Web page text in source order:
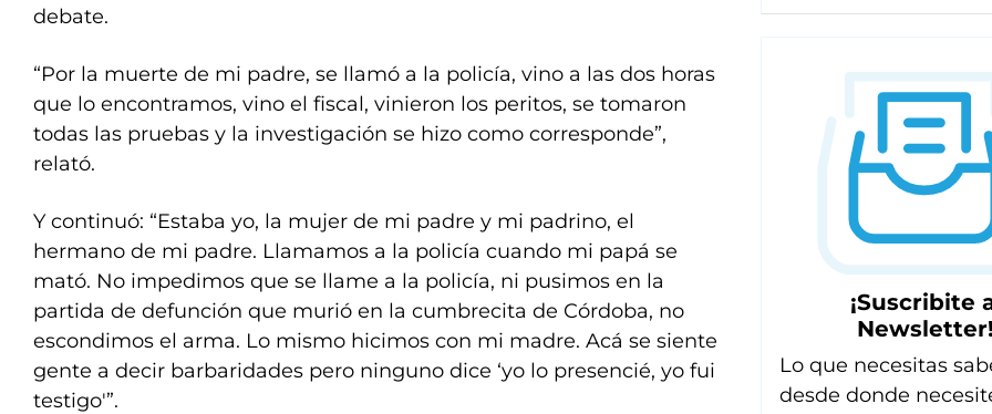
debate.
“Por la muerte de mi padre, se llamó a la policía, vino a las dos horas
que lo encontramos, vino el fiscal, vinieron los peritos, se tomaron
todas las pruebas y la investigación se hizo como corresponde”,
relató.
Y continuó: “Estaba yo, la mujer de mi padre y mi padrino, el
hermano de mi padre. Llamamos a la policía cuando mi papá se
mató. No impedimos que se llame a la policía, ni pusimos en la
partida de defunción que murió en la cumbrecita de Córdoba, no
escondimos el arma. Lo mismo hicimos con mi madre. Acá se siente
gente a decir barbaridades pero ninguno dice ‘yo lo presencié, yo fui
testigo'”.
¡Suscribite
Newsletter!
Lo que necesitas
desde donde